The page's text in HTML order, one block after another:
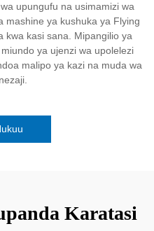
upungufu na usimamizi wa
mashine ya kushuka ya Flying
kwa kasi sana. Mipangilio ya
ya ujenzi wa upolelezi
malipo ya kazi na muda wa
Karatasi